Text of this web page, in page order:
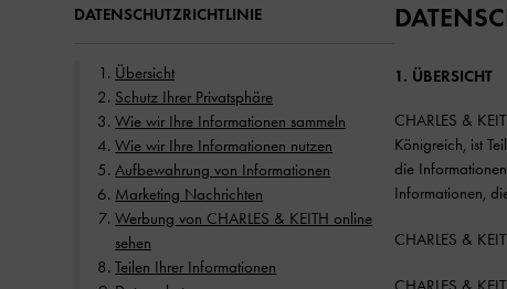
DATENSCHUTZRICHTLINIE
Übersicht
Schutz Ihrer Privatsphäre
Wie wir Ihre Informationen sammeln
Wie wir Ihre Informationen nutzen
Aufbewahrung von Informationen
Marketing Nachrichten
Werbung von CHARLES & KEITH online
sehen
Teilen Ihrer Informationen
1. ÜBERSICHT
CHARLES &
Königreich, ist
die
Informationen,
CHARLES &